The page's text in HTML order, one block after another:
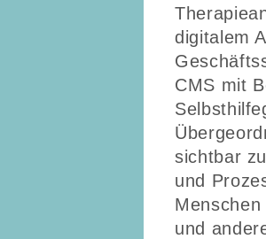
digitalem
CMS mit
sichtbar
und
und